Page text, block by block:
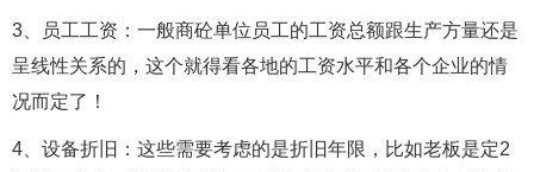
3、员工工资：一般商砼单位员工的工资总额跟生产方量还是
呈线性关系的，这个就得看各地的工资水平和各个企业的情
况而定了！
4、设备折旧：这些需要考虑的是折旧年限，比如老板是定2